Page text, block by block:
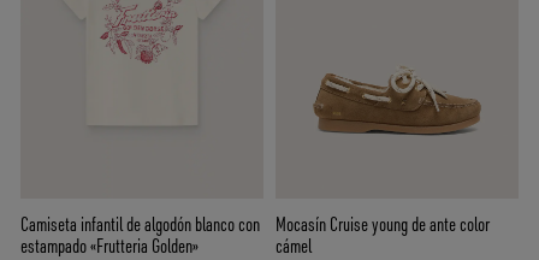
Camiseta infantil de algodón blanco con
estampado «Frutteria Golden»
Mocasín Cruise young de ante color
cámel